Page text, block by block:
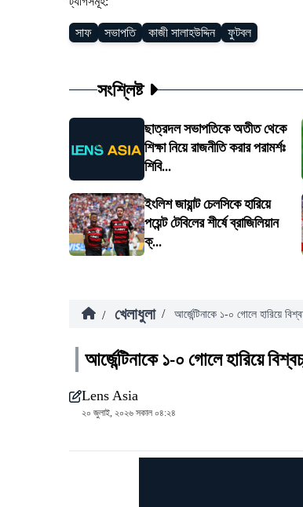
সাফ সভাপতি কাজী সালাহউদ্দিন ফুটবল
সংশ্লিষ্ট
ছাত্রদল সভাপতিকে অতীত থেকে
শিক্ষা নিয়ে রাজনীতি করার পরামর্শঃ
শিবি...
ইংলিশ জায়ান্ট চেলসিকে হারিয়ে
পয়েন্ট টেবিলের শীর্ষে ব্রাজিলিয়ান
ক্...
/ খেলাধুলা / আর্জেন্টিনাকে ১-০ গোলে হারিয়ে
আর্জেন্টিনাকে ১-০ গোলে হারিয়ে
Lens Asia
২০ জুলাই, ২০২৬ সকাল ০৪:২৪